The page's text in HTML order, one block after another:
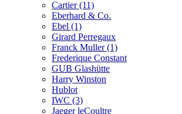
Cartier(11)
Eberhard & Co.
Ebel (1)
Girard Perregaux
Franck Muller(1)
Frederique Constant
GUB Glashütte
Harry Winston
Hublot
IWC (3)
Jaeger leCoultre